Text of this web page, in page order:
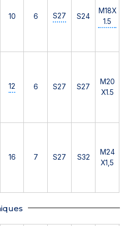
10 6 S27 S24
M18X
1.5
12 6 S27 S27
M20
X1.5
16 7 S27 S32
M24
X1,5